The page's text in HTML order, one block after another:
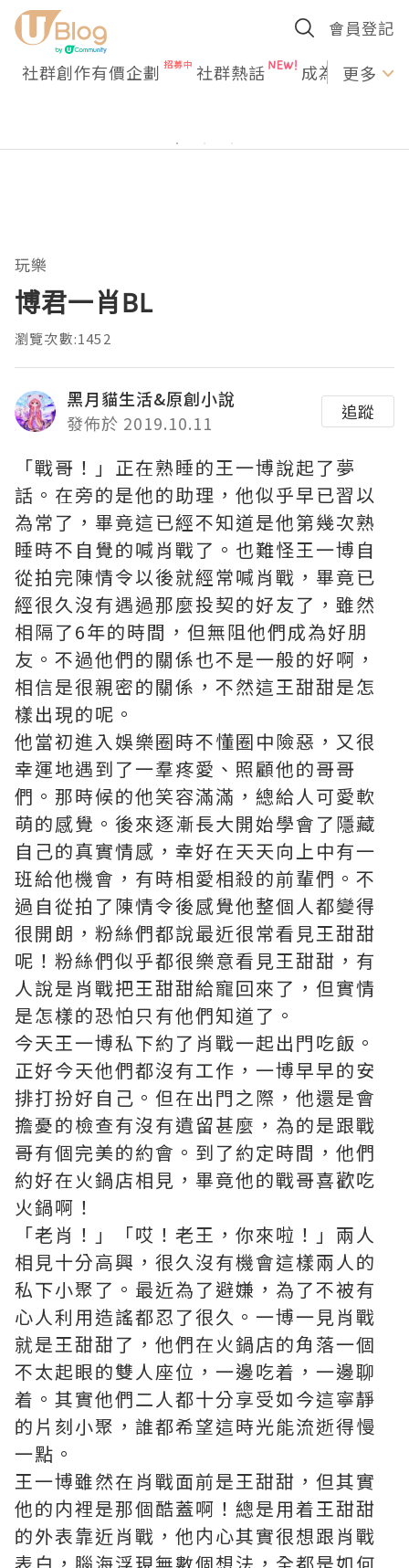
會員登記
社群創作有價企劃 社群熱話 成為U更多
玩樂
博君一肖BL
瀏覽次數:1452
黑月貓生活&原創小說
發佈於 2019.10.11
追蹤
「戰哥！」正在熟睡的王一博說起了夢
話。在旁的是他的助理，他似乎早已習以
為常了，畢竟這已經不知道是他第幾次熟
睡時不自覺的喊肖戰了。也難怪王一博自
從拍完陳情令以後就經常喊肖戰，畢竟已
經很久沒有遇過那麼投契的好友了，雖然
相隔了6年的時間，但無阻他們成為好朋
友。不過他們的關係也不是一般的好啊，
相信是很親密的關係，不然這王甜甜是怎
樣出現的呢。
他當初進入娛樂圈時不懂圈中險惡，又很
幸運地遇到了一羣疼愛、照顧他的哥哥
們。那時候的他笑容滿滿，總給人可愛軟
萌的感覺。後來逐漸長大開始學會了隱藏
自己的真實情感，幸好在天天向上中有一
班給他機會，有時相愛相殺的前輩們。不
過自從拍了陳情令後感覺他整個人都變得
很開朗，粉絲們都說最近很常看見王甜甜
呢！粉絲們似乎都很樂意看見王甜甜，有
人說是肖戰把王甜甜給寵回來了，但實情
是怎樣的恐怕只有他們知道了。
今天王一博私下約了肖戰一起出門吃飯。
正好今天他們都沒有工作，一博早早的安
排打扮好自己。但在出門之際，他還是會
擔憂的檢查有沒有遺留甚麼，為的是跟戰
哥有個完美的約會。到了約定時間，他們
約好在火鍋店相見，畢竟他的戰哥喜歡吃
火鍋啊！
「老肖！」「哎！老王，你來啦！」兩人
相見十分高興，很久沒有機會這樣兩人的
私下小聚了。最近為了避嫌，為了不被有
心人利用造謠都忍了很久。一博一見肖戰
就是王甜甜了，他們在火鍋店的角落一個
不太起眼的雙人座位，一邊吃着，一邊聊
着。其實他們二人都十分享受如今這寧靜
的片刻小聚，誰都希望這時光能流逝得慢
一點。
王一博雖然在肖戰面前是王甜甜，但其實
他的内裡是那個酷蓋啊！總是用着王甜甜
的外表靠近肖戰，他内心其實很想跟肖戰